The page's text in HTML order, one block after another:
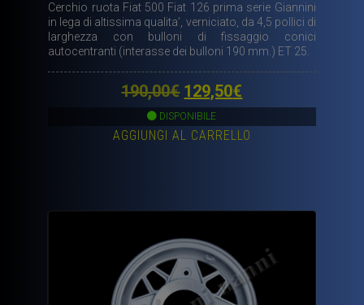
Cerchio ruota Fiat 500 Fiat 126 prima serie Giannini
in lega di altissima qualita’, verniciato, da 4,5 pollici di
larghezza con bulloni di fissaggio conici
autocentranti (interasse dei bulloni 190 mm.) ET 25.
190,00€ Il
prezzo
originale
129,50€
attuale
DISPONIBILE
AGGIUNGI AL CARRELLO